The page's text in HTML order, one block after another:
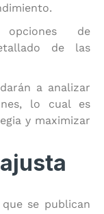
de
de las
a analizar
lo cual es
y maximizar
se publican